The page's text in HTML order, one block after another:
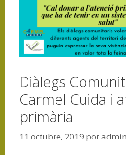
Diàlegs
Carmel Cuida i
primària
11 octubre, 2019 por